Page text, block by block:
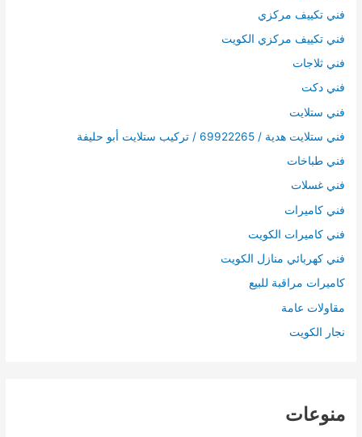
فني تكييف مركزي
فني تكييف مركزي الكويت
فني ثلاجات
فني دكت
فني ستلايت
فني ستلايت هدية / 69922265 / تركيب ستلايت أبو حليفة
فني طباخات
فني غسلات
فني كاميرات
فني كاميرات الكويت
فني كهربائي منازل الكويت
كاميرات مراقبة للبيع
مقاولات عامة
نجار الكويت
منوعات